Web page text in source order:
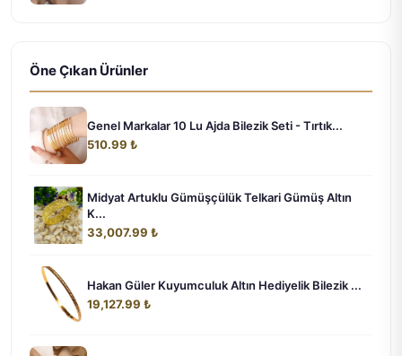
Öne Çıkan Ürünler
Genel Markalar 10 Lu Ajda Bilezik Seti - Tırtık...
510.99 ₺
Midyat Artuklu Gümüşçülük Telkari Gümüş Altın
K...
33,007.99 ₺
Hakan Güler Kuyumculuk Altın Hediyelik Bilezik ...
19,127.99 ₺